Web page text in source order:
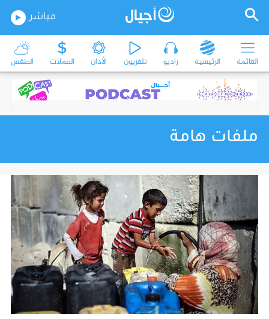
مباشر
القائمة الرئيسية راديو تلفزيون الأذان العملات الطقس
ملفات هامة